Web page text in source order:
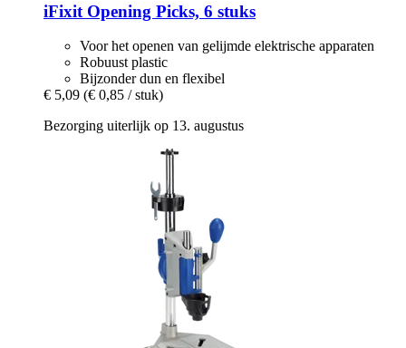
iFixit Opening Picks, 6 stuks
Voor het openen van gelijmde elektrische apparaten
Robuust plastic
Bijzonder dun en flexibel
€ 5,09 (€ 0,85 / stuk)
Bezorging uiterlijk op 13. augustus